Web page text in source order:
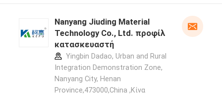
Nanyang Jiuding Material
Technology Co., Ltd. προφίλ
κατασκευαστή
Yingbin Dadao, Urban and Rural
Integration Demonstration Zone,
Nanyang City, Henan
Province,473000,China ,Κίνα